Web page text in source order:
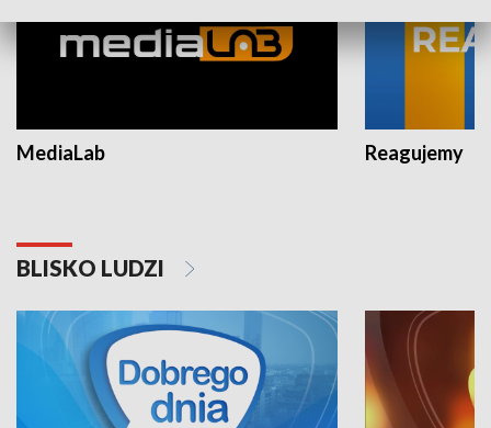
MediaLab Reagujemy
BLISKO LUDZI